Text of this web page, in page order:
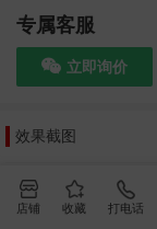
店铺 收藏 打电话
专属客服
立即询价
效果截图